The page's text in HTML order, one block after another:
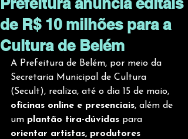
de R$ 10 milhões para a
Cultura de Belém
A Prefeitura de Belém, por meio da
Secretaria Municipal de Cultura
(Secult), realiza, até o dia 15 de maio,
oficinas online e presenciais, além de
um plantão tira-dúvidas para
orientar artistas, produtores